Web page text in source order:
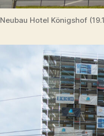
Neubau Hotel Königshof